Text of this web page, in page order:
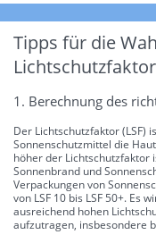
Tipps für die
1. Berechnung des
Der Lichtschutzfaktor (LSF)
Sonnenschutzmittel die
höher der Lichtschutzfaktor
Sonnenbrand und
Verpackungen von
von LSF 10 bis LSF 50+. Es
ausreichend hohen
aufzutragen, insbesondere